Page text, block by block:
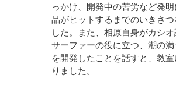
っかけ、開発中の苦労など発
品がヒットするまでのいきさ
した。また、相原自身がカシ
サーファーの役に立つ、潮の
を開発したことを話すと、教
りました。